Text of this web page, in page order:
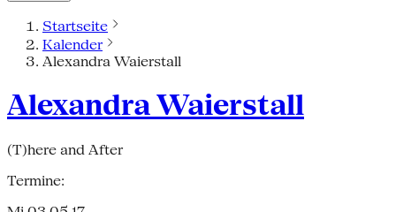
Startseite
Kalender
Alexandra Waierstall
Alexandra Waierstall
(T)here and After
Termine: